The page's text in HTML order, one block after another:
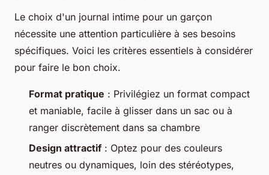
Le choix d'un journal intime pour un garçon
nécessite une attention particulière à ses besoins
spécifiques. Voici les critères essentiels à considérer
pour faire le bon choix.
Format pratique : Privilégiez un format compact
et maniable, facile à glisser dans un sac ou à
ranger discrètement dans sa chambre
Design attractif: Optez pour des couleurs
neutres ou dynamiques, loin des stéréotypes,